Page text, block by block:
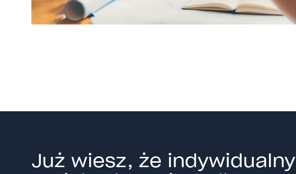
Już wiesz, że indywidualny